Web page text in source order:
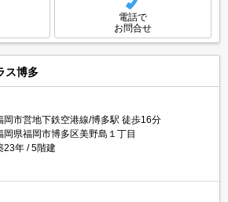
電話で
お問合せ
ス博多
岡市営地下鉄空港線/博多駅 徒歩16分
岡県福岡市博多区美野島１丁目
23年
5階建